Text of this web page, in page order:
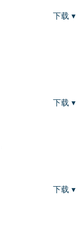
下载 ▾
下载 ▾
下载 ▾